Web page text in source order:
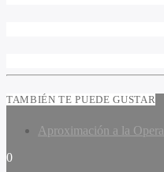
TAMBIÉN TE PUEDE GUSTAR
Aproximación a la Opera
0